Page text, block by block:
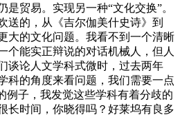
贸易。实现另一种“文化交换”。
送的，从《吉尔伽美什史诗》到
大的文化问题。我看不到一个清晰
个能实正辩说的对话机械人，但人
谈论人文学科式微时，过去两年
科的角度来看问题，我们需要一点
例子，我发觉这些学科有着分歧的
长时间，你晓得吗？好莱坞有良多